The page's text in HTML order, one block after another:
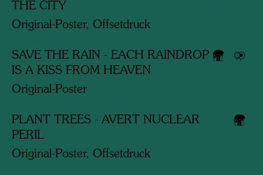
THE CITY
Original-Poster, Offsetdruck
SAVE THE RAIN - EACH RAINDROP
IS A KISS FROM HEAVEN
Original-Poster
PLANT TREES - AVERT NUCLEAR
PERIL
Original-Poster, Offsetdruck